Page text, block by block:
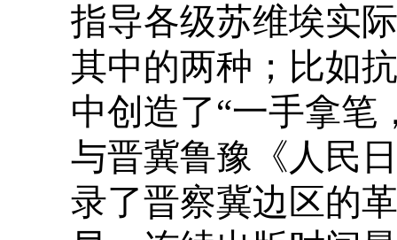
指导各级苏维埃实
其中的两种；比如
中创造了“一手拿笔
与晋冀鲁豫《人民
录了晋察冀边区的